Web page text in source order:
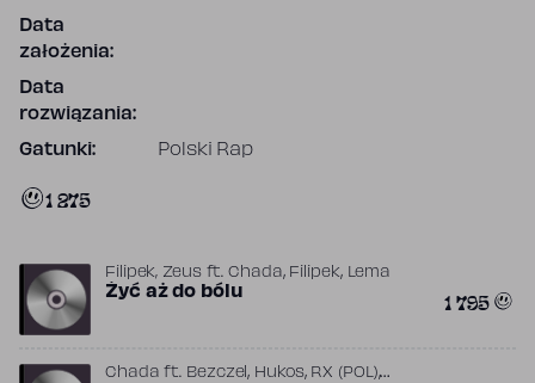
Data
założenia:
Data
rozwiązania:
Gatunki: Polski Rap
1 275
Filipek, Zeusft.Chada, Filipek, Lema
Żyć aż do bólu 1 795
Chada ft. Bezczel, Hukos, RX (POL),